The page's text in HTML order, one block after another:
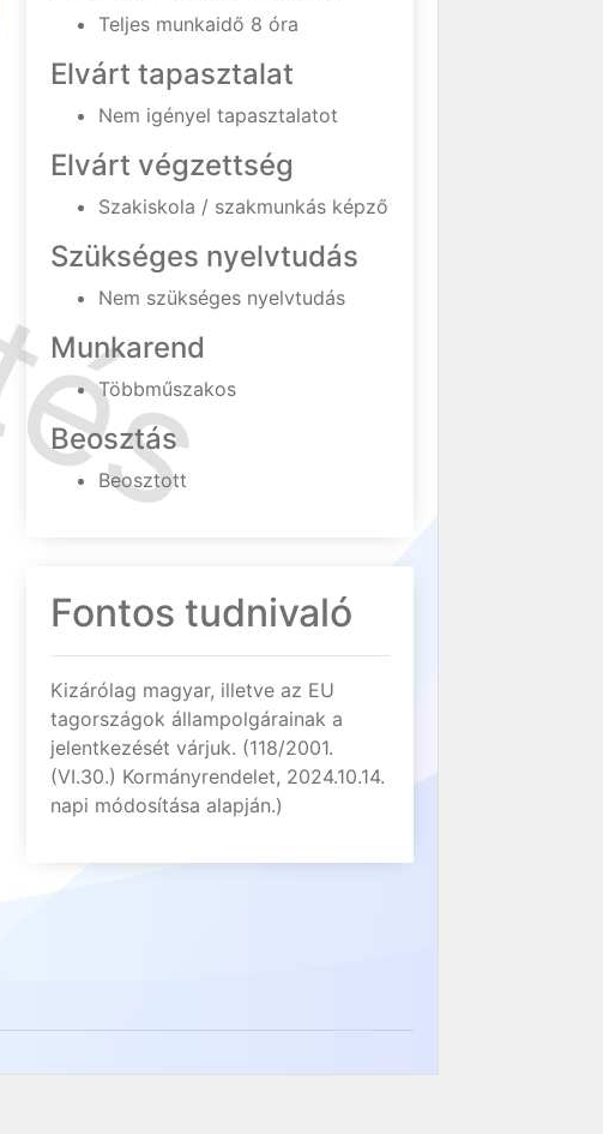
Teljes munkaidő 8 óra
Elvárt tapasztalat
Nem igényel tapasztalatot
Elvárt végzettség
Szakiskola / szakmunkás képző
Szükséges nyelvtudás
Nem szükséges nyelvtudás
Munkarend
Többműszakos
Beosztás
Beosztott
Fontos tudnivaló
Kizárólag magyar, illetve az EU
tagországok állampolgárainak a
jelentkezését várjuk. (118/2001.
(VI.30.) Kormányrendelet, 2024.10.14.
napi módosítása alapján.)